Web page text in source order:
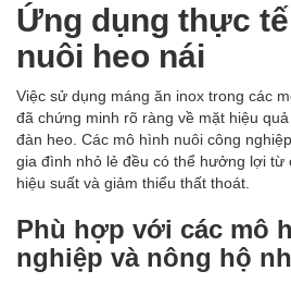
Ứng dụng thực
nuôi heo nái
Việc sử dụng máng ăn inox trong các
đã chứng minh rõ ràng về mặt hiệu
đàn heo. Các mô hình nuôi công
gia đình nhỏ lẻ đều có thể hưởng lợi từ
hiệu suất và giảm thiểu thất thoát.
Phù hợp với các mô
nghiệp và nông hộ